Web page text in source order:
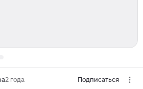
2 года Подписаться